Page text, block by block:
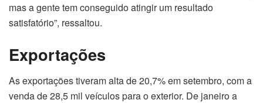
mas a gente tem conseguido atingir um resultado
satisfatório”, ressaltou.
Exportações
As exportações tiveram alta de 20,7% em setembro, com a
venda de 28,5 mil veículos para o exterior. De janeiro a